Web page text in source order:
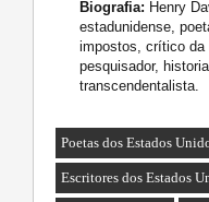
Biografia: Henry
estadunidense,
impostos, crítico da
pesquisador,
transcendentalista.
Poetas dos Estados
Escritores dos Estados